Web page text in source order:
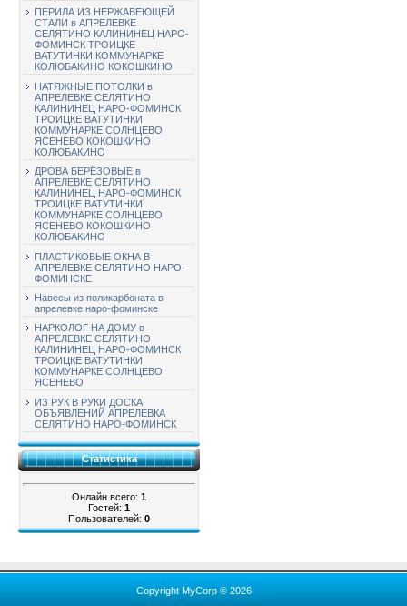
ПЕРИЛА ИЗ НЕРЖАВЕЮЩЕЙ
СТАЛИ в АПРЕЛЕВКЕ
СЕЛЯТИНО КАЛИНИНЕЦ НАРО-
ФОМИНСК ТРОИЦКЕ
ВАТУТИНКИ КОММУНАРКЕ
КОЛЮБАКИНО КОКОШКИНО
НАТЯЖНЫЕ ПОТОЛКИ в
АПРЕЛЕВКЕ СЕЛЯТИНО
КАЛИНИНЕЦ НАРО-ФОМИНСК
ТРОИЦКЕ ВАТУТИНКИ
КОММУНАРКЕ СОЛНЦЕВО
ЯСЕНЕВО КОКОШКИНО
КОЛЮБАКИНО
ДРОВА БЕРЁЗОВЫЕ в
АПРЕЛЕВКЕ СЕЛЯТИНО
КАЛИНИНЕЦ НАРО-ФОМИНСК
ТРОИЦКЕ ВАТУТИНКИ
КОММУНАРКЕ СОЛНЦЕВО
ЯСЕНЕВО КОКОШКИНО
КОЛЮБАКИНО
ПЛАСТИКОВЫЕ ОКНА В
АПРЕЛЕВКЕ СЕЛЯТИНО НАРО-
ФОМИНСКЕ
Навесы из поликарбоната в
апрелевке наро-фоминске
НАРКОЛОГ НА ДОМУ в
АПРЕЛЕВКЕ СЕЛЯТИНО
КАЛИНИНЕЦ НАРО-ФОМИНСК
ТРОИЦКЕ ВАТУТИНКИ
КОММУНАРКЕ СОЛНЦЕВО
ЯСЕНЕВО
ИЗ РУК В РУКИ ДОСКА
ОБЪЯВЛЕНИЙ АПРЕЛЕВКА
СЕЛЯТИНО НАРО-ФОМИНСК
Статистика
Онлайн всего: 1
Гостей: 1
Пользователей: 0
Copyright MyCorp © 2026